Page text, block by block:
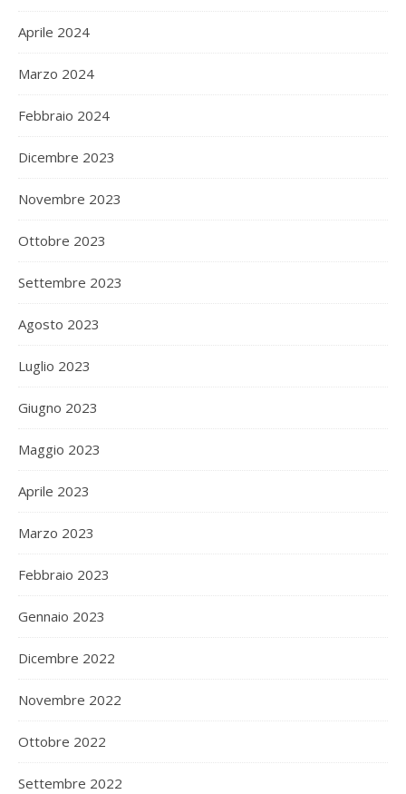
Aprile 2024
Marzo 2024
Febbraio 2024
Dicembre 2023
Novembre 2023
Ottobre 2023
Settembre 2023
Agosto 2023
Luglio 2023
Giugno 2023
Maggio 2023
Aprile 2023
Marzo 2023
Febbraio 2023
Gennaio 2023
Dicembre 2022
Novembre 2022
Ottobre 2022
Settembre 2022